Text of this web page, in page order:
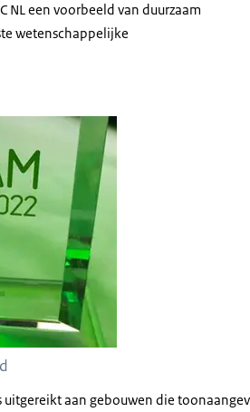
NL een voorbeeld van duurzaam
wetenschappelijke
voor duurzaamheid
aan gebouwen die